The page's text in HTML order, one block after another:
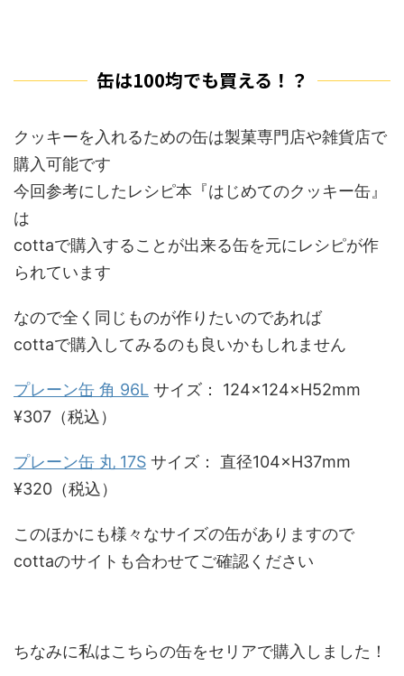
缶は100均でも買える！？
クッキーを入れるための缶は製菓専門店や雑貨店で
購入可能です
今回参考にしたレシピ本『はじめてのクッキー缶』
は
cottaで購入することが出来る缶を元にレシピが作
られています
なので全く同じものが作りたいのであれば
cottaで購入してみるのも良いかもしれません
プレーン缶 角 96L サイズ： 124×124×H52mm
¥307（税込）
プレーン缶 丸 17S サイズ：
直径104×H37mm
¥320（税込）
このほかにも様々なサイズの缶がありますので
cottaのサイトも合わせてご確認ください
ちなみに私はこちらの缶をセリアで購入しました！